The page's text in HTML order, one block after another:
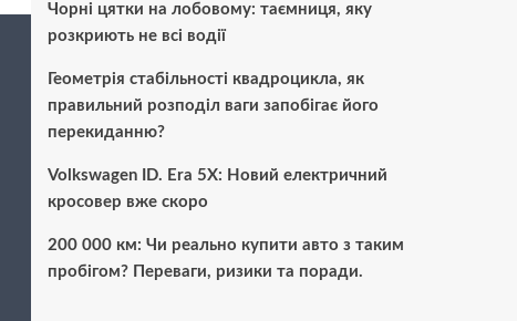
Чорні цятки на лобовому: таємниця, яку
розкриють не всі водії
Геометрія стабільності квадроцикла, як
правильний розподіл ваги запобігає його
перекиданню?
Volkswagen ID. Era 5X: Новий електричний
кросовер вже скоро
200 000 км: Чи реально купити авто з таким
пробігом? Переваги, ризики та поради.